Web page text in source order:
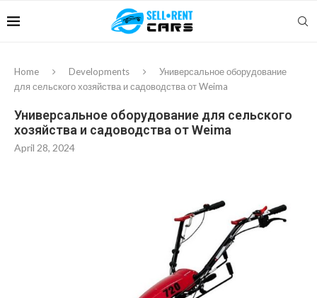
Home Developments
Универсальное оборудование
для сельского хозяйства и садоводства от Weima
Универсальное оборудование для сельского
хозяйства и садоводства от Weima
April 28, 2024